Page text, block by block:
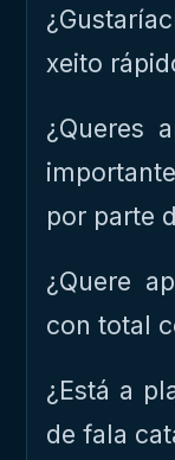
xeito
¿Queres
por parte
¿Quere
con total
¿Está a
de fala